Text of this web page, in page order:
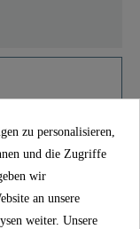
Edelstahl,
zu personalisieren,
und die Zugriffe
wir
an unsere
weiter. Unsere